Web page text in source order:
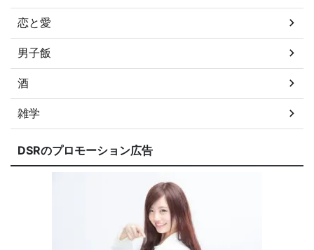
恋と愛
男子飯
酒
雑学
DSRのプロモーション広告